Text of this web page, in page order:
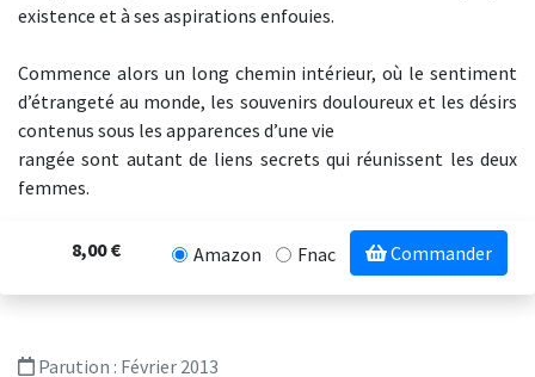
existence et à ses aspirations enfouies.
Commence alors un long chemin intérieur, où le sentiment
d’étrangeté au monde, les souvenirs douloureux et les désirs
contenus sous les apparences d’une vie
rangée sont autant de liens secrets qui réunissent les deux
femmes.
8,00 € Amazon Fnac Commander
Parution : Février 2013